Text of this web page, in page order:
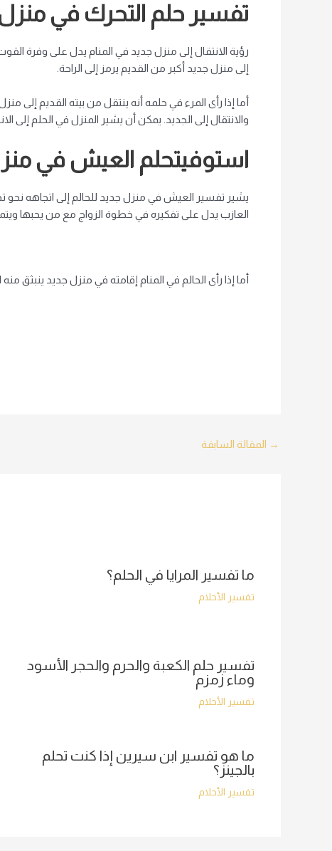
تفسير حلم التحرك في
رؤية الانتقال إلى منزل جديد في المنام يدل على وفرة
إلى منزل جديد أكبر من القديم يرمز إلى الراحة.
أما إذا رأى المرء في حلمه أنه ينتقل من بيته القديم إلى
والانتقال إلى الجديد. يمكن أن يشير المنزل في الحلم إلى
استوفيتحلم العيش في
يشير تفسير العيش في منزل جديد للحالم إلى اتجاهه نحو
العازب يدل على تفكيره في خطوة الزواج مع من يحبها
أما إذا رأى الحالم في المنام إقامته في منزل جديد ينبثق
Post
→ المقالة السابقة
ما تفسير المرايا في الحلم؟
تفسير الأحلام
تفسير حلم الكعبة والحرم والحجر الأسود
وماء زمزم
تفسير الأحلام
ما هو تفسير ابن سيرين إذا كنت تحلم
بالجينز؟
تفسير الأحلام